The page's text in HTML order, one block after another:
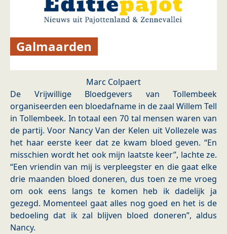
Galmaarden
Marc Colpaert
De Vrijwillige Bloedgevers van Tollembeek
organiseerden een bloedafname in de zaal Willem Tell
in Tollembeek. In totaal een 70 tal mensen waren van
de partij. Voor Nancy Van der Kelen uit Vollezele was
het haar eerste keer dat ze kwam bloed geven. “En
misschien wordt het ook mijn laatste keer”, lachte ze.
“Een vriendin van mij is verpleegster en die gaat elke
drie maanden bloed doneren, dus toen ze me vroeg
om ook eens langs te komen heb ik dadelijk ja
gezegd. Momenteel gaat alles nog goed en het is de
bedoeling dat ik zal blijven bloed doneren”, aldus
Nancy.